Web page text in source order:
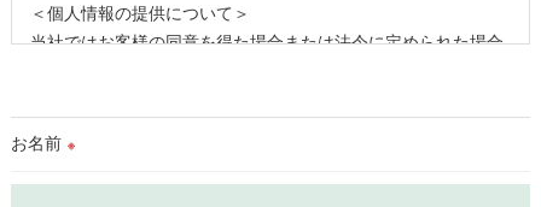
＜個人情報の提供について＞
当社ではお客様の同意を得た場合または法令に定められた場合
＜個人情報の委託について＞
当社では、利用目的の達成に必要な範囲において、個人情報を
お名前 ※